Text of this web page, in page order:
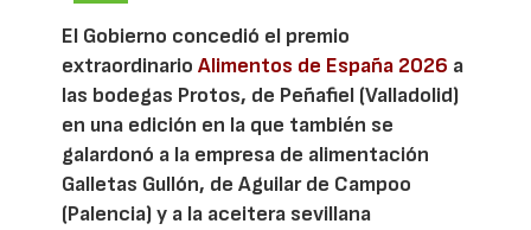
El Gobierno concedió el premio
extraordinarioAlimentos de España 2026 a
las bodegas Protos, de Peñafiel (Valladolid)
en una edición en la que también se
galardonó a la empresa de alimentación
Galletas Gullón, de Aguilar de Campoo
(Palencia) y a la aceitera sevillana